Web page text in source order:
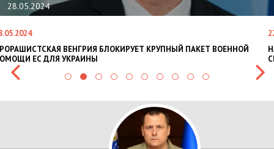
БЛОКИРУЕТ КРУПНЫЙ ПАКЕТ ВОЕННОЙ
22.01.2024
НАЦПОЛІЦІЯ
СИТУАЦІЇ В